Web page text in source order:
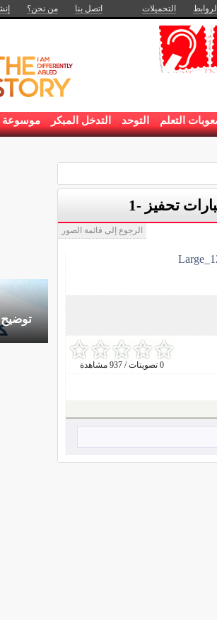
الروابط التحميلات اتصل بنا من نحن؟
التعلم التوحد التدخل المبكر موسوعة
تحفيز -1
الرجوع إلى قائمة الصور
0 تصويتات / 937 مشاهدة